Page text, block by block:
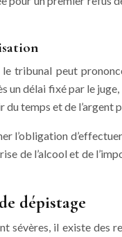
tribunal peut
un délai fixé par le
temps et de l’argent
l’obligation
de l’alcool et de
dépistage
sévères, il existe des